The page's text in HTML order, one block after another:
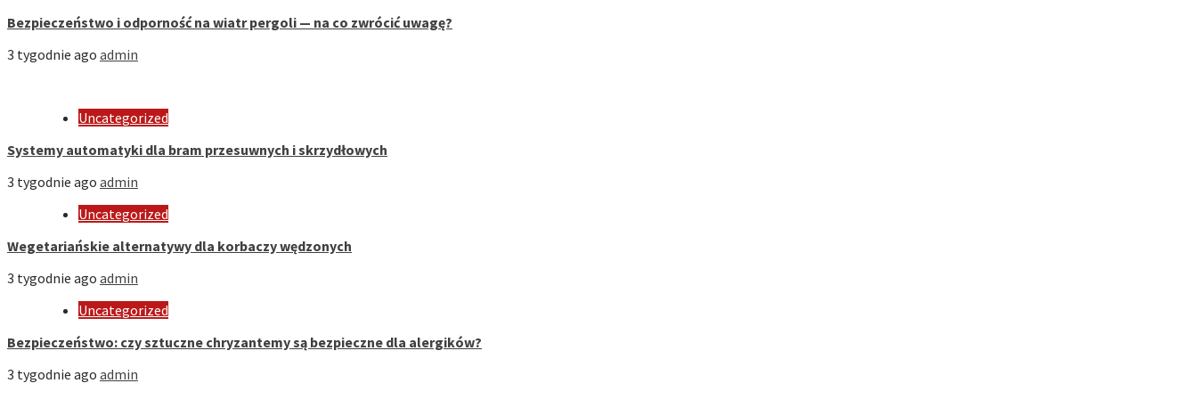
Bezpieczeństwo i odporność na wiatr pergoli — na co zwrócić uwagę?
3 tygodnie ago admin
Uncategorized
Systemy automatyki dla bram przesuwnych i skrzydłowych
3 tygodnie ago admin
Uncategorized
Wegetariańskie alternatywy dla korbaczy wędzonych
3 tygodnie ago admin
Uncategorized
Bezpieczeństwo: czy sztuczne chryzantemy są bezpieczne dla alergików?
3 tygodnie ago admin